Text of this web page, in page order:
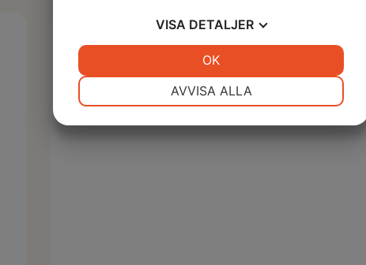
VISA DETALJER
AVVISA ALLA
OK